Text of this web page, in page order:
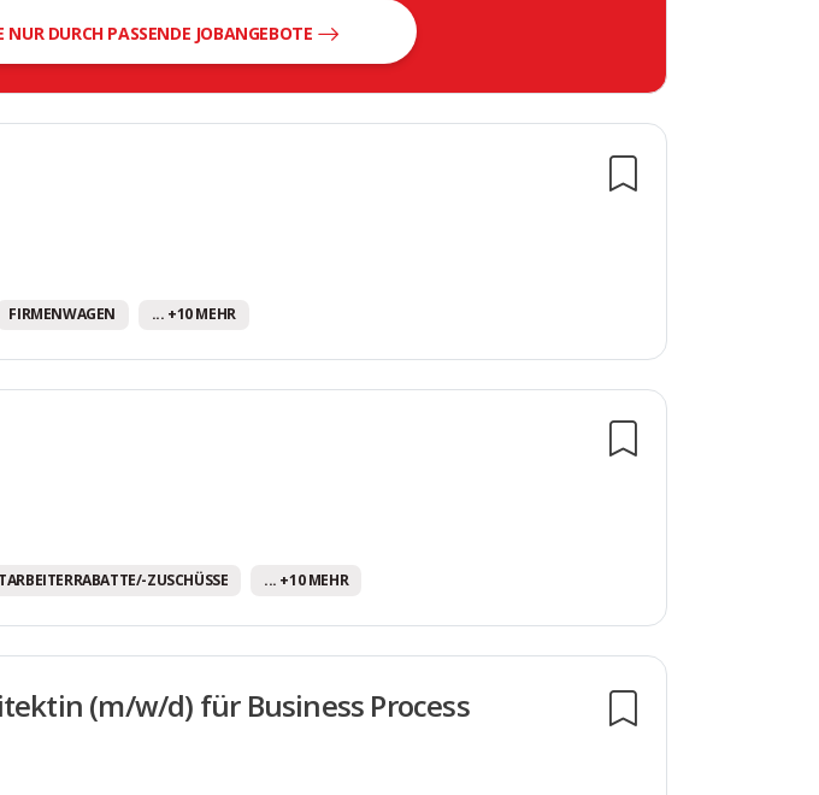
Arbeitsverträge
NUR DURCH PASSENDE JOBANGEBOTE
FIRMENWAGEN ... +10 MEHR
ZUSCHÜSSE ... +10 MEHR
(m/w/d) für Business Process